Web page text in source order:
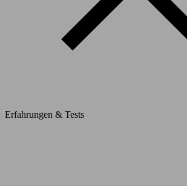
Erfahrungen & Tests